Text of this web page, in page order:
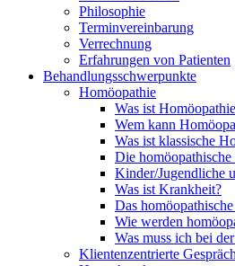
Philosophie
Terminvereinbarung
Verrechnung
Erfahrungen von Patienten
Behandlungsschwerpunkte
Homöopathie
Was ist
Wem kann
Was ist klassische
Die
Kinder/Jugendliche
Was ist Krankheit?
Das
Wie werden
Was muss ich bei
Klientenzentrierte